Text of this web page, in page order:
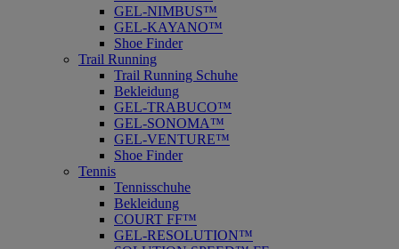
GEL-NIMBUS™
GEL-KAYANO™
Shoe Finder
Trail Running
Trail Running Schuhe
Bekleidung
GEL-TRABUCO™
GEL-SONOMA™
GEL-VENTURE™
Shoe Finder
Tennis
Tennisschuhe
Bekleidung
COURT FF™
GEL-RESOLUTION™